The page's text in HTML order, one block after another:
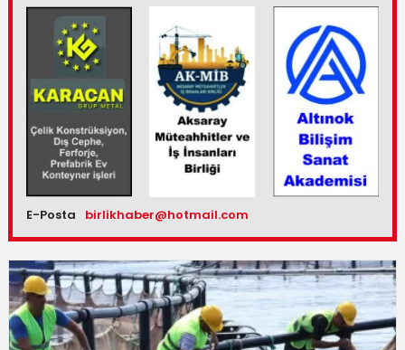
E-Posta birlikhaber@hotmail.com